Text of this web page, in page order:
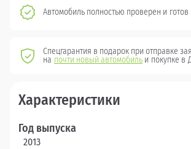
Автомобиль полностью проверен и готов
Спецгарантия в подарок при отправке
на почти новый автомобиль и покупке в
Характеристики
Год выпуска
2013